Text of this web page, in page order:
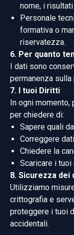
nome, i
Personale
formativa o
riservatezza.
6. Per quanto
I dati sono
permanenza sulla
7. I tuoi Diritti
In ogni momento,
per chiedere di:
Sapere quali
Correggere
Chiedere la
Scaricare i
8. Sicurezza dei
Utilizziamo
crittografia e
proteggere i tuoi
accidentali.